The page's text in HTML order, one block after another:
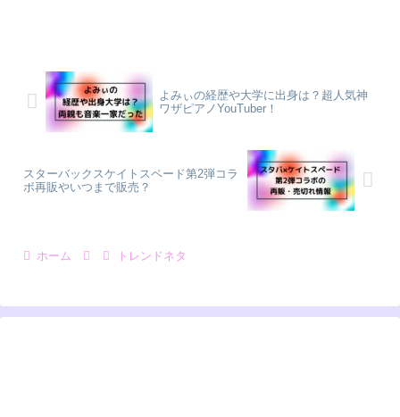
よみぃの経歴や大学に出身は？超人気神
ワザピアノYouTuber！
スターバックスケイトスペード第2弾コラ
ボ再販やいつまで販売？
ホーム トレンドネタ